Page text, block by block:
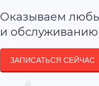
Оказываем
и обслуживанию
ЗАПИСАТЬСЯ СЕЙЧАС